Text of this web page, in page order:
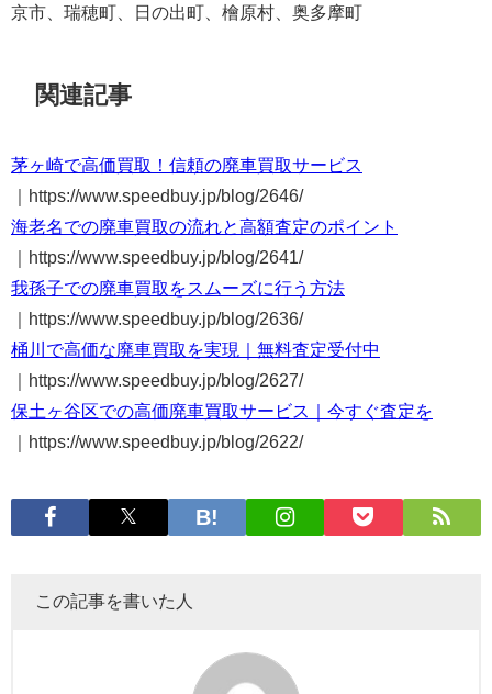
京市、瑞穂町、日の出町、檜原村、奥多摩町
関連記事
茅ヶ崎で高価買取！信頼の廃車買取サービス
｜https://www.speedbuy.jp/blog/2646/
海老名での廃車買取の流れと高額査定のポイント
｜https://www.speedbuy.jp/blog/2641/
我孫子での廃車買取をスムーズに行う方法
｜https://www.speedbuy.jp/blog/2636/
桶川で高価な廃車買取を実現｜無料査定受付中
｜https://www.speedbuy.jp/blog/2627/
保土ヶ谷区での高価廃車買取サービス｜今すぐ査定を
｜https://www.speedbuy.jp/blog/2622/
この記事を書いた人